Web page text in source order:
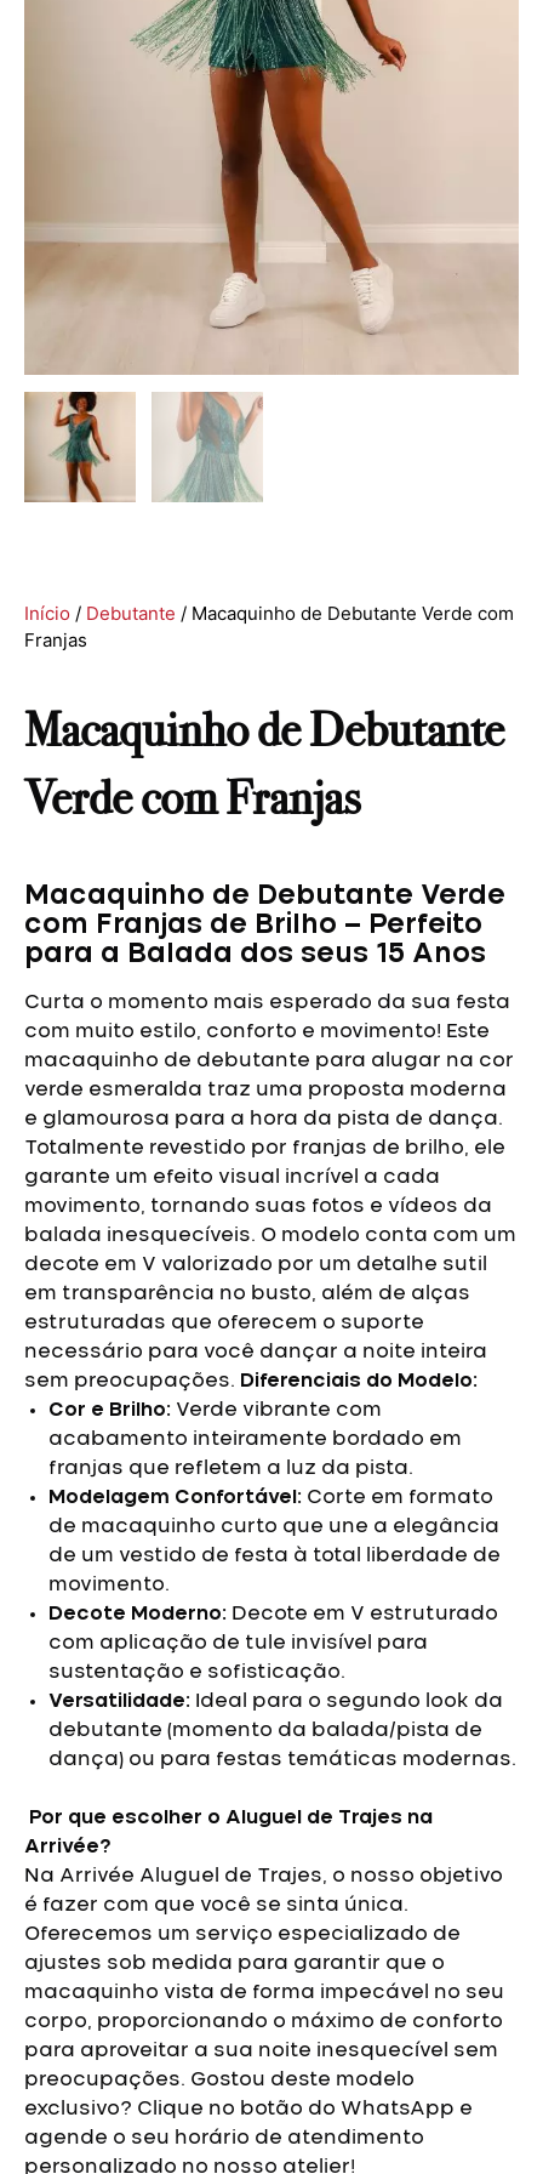
Início / Debutante / Macaquinho de Debutante Verde com
Franjas
Macaquinho de Debutante
Verde com Franjas
Macaquinho de Debutante Verde
com Franjas de Brilho – Perfeito
para a Balada dos seus 15 Anos
Curta o momento mais esperado da sua festa
com muito estilo, conforto e movimento! Este
macaquinho de debutante para alugar na cor
verde esmeralda traz uma proposta moderna
e glamourosa para a hora da pista de dança.
Totalmente revestido por franjas de brilho, ele
garante um efeito visual incrível a cada
movimento, tornando suas fotos e vídeos da
balada inesquecíveis. O modelo conta com um
decote em V valorizado por um detalhe sutil
em transparência no busto, além de alças
estruturadas que oferecem o suporte
necessário para você dançar a noite inteira
sem preocupações. Diferenciais do Modelo:
Cor e Brilho: Verde vibrante com
acabamento inteiramente bordado em
franjas que refletem a luz da pista.
Modelagem Confortável: Corte em formato
de macaquinho curto que une a elegância
de um vestido de festa à total liberdade de
movimento.
Decote Moderno: Decote em V estruturado
com aplicação de tule invisível para
sustentação e sofisticação.
Versatilidade: Ideal para o segundo look da
debutante (momento da balada/pista de
dança) ou para festas temáticas modernas.
Por que escolher o Aluguel de Trajes na
Arrivée?
Na Arrivée Aluguel de Trajes, o nosso objetivo
é fazer com que você se sinta única.
Oferecemos um serviço especializado de
ajustes sob medida para garantir que o
macaquinho vista de forma impecável no seu
corpo, proporcionando o máximo de conforto
para aproveitar a sua noite inesquecível sem
preocupações. Gostou deste modelo
exclusivo? Clique no botão do WhatsApp e
agende o seu horário de atendimento
personalizado no nosso atelier!